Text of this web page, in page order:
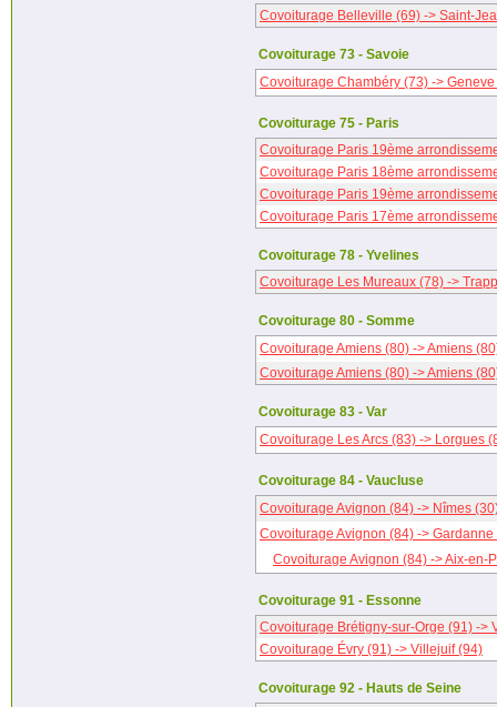
Covoiturage Belleville (69) -> Saint-
Covoiturage 73 - Savoie
Covoiturage Chambéry (73) ->
Covoiturage 75 - Paris
Covoiturage Paris 19ème
Covoiturage Paris 18ème
Covoiturage Paris 19ème
Covoiturage Paris 17ème
Covoiturage 78 - Yvelines
Covoiturage Les Mureaux (78) ->
Covoiturage 80 - Somme
Covoiturage Amiens (80) -> Amiens
Covoiturage Amiens (80) -> Amiens
Covoiturage 83 - Var
Covoiturage Les Arcs (83) -> Lorgues
Covoiturage 84 - Vaucluse
Covoiturage Avignon (84) -> Nîmes
Covoiturage Avignon (84) -> Gardanne
Covoiturage Avignon (84) -> Aix-en-
Covoiturage 91 - Essonne
Covoiturage Brétigny-sur-Orge (91) ->
Covoiturage Évry (91) -> Villejuif (94)
Covoiturage 92 - Hauts de Seine